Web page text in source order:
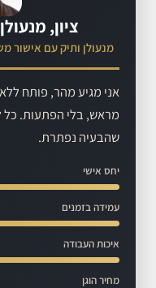
ציון,
מנעולן ותיק עם אישור
אני מגיע מהר, פותח
מראש, בלי הפתעות. כל
שהבעיה נפתרת.
יחס אישי
עמידה בזמנים
איכות העבודה
מחיר הוגן